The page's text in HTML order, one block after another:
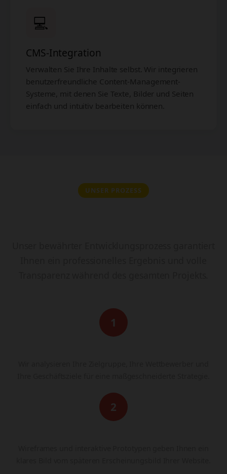
💻
CMS-Integration
Verwalten Sie Ihre Inhalte selbst. Wir integrieren
benutzerfreundliche Content-Management-
Systeme, mit denen Sie Texte, Bilder und Seiten
einfach und intuitiv bearbeiten können.
UNSER PROZESS
1
2